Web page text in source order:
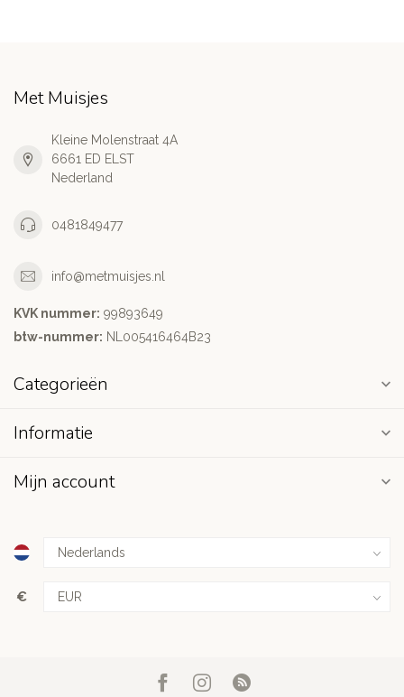
Met Muisjes
Kleine Molenstraat 4A
6661 ED ELST
Nederland
0481849477
info@metmuisjes.nl
KVK nummer: 99893649
btw-nummer: NL005416464B23
Categorieën
Informatie
Mijn account
€